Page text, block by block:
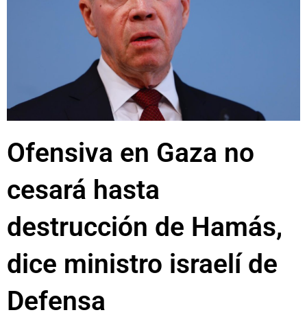
Ofensiva en Gaza no
cesará hasta
destrucción de Hamás,
dice ministro israelí de
Defensa